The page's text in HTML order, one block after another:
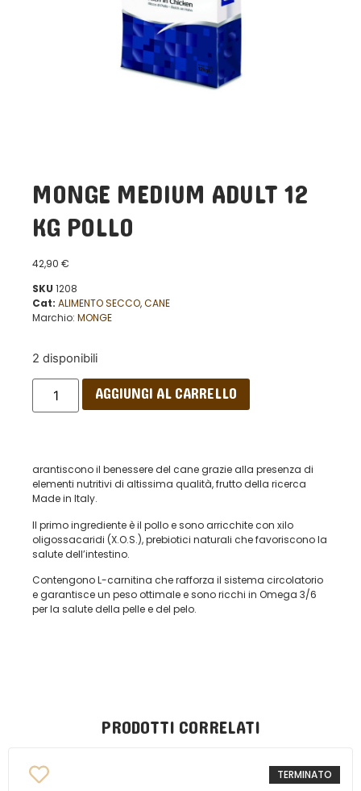
MONGE MEDIUM ADULT 12
KG POLLO
42,90 €
SKU 1208
Cat: ALIMENTO SECCO,CANE
Marchio: MONGE
2 disponibili
AGGIUNGI AL CARRELLO
arantiscono il benessere del cane grazie alla presenza di
elementi nutritivi di altissima qualità, frutto della ricerca
Made in Italy.
Il primo ingrediente è il pollo e sono arricchite con xilo
oligossacaridi (X.O.S.), prebiotici naturali che favoriscono la
salute dell’intestino.
Contengono L-carnitina che rafforza il sistema circolatorio
e garantisce un peso ottimale e sono ricchi in Omega 3/6
per la salute della pelle e del pelo.
PRODOTTI CORRELATI
TERMINATO